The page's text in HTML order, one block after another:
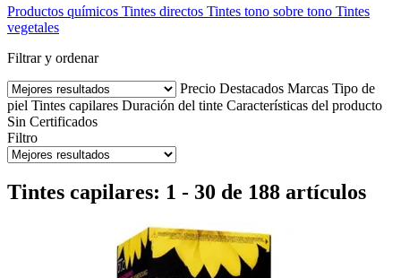
Productos químicos Tintes directos Tintes tono sobre tono Tintes
vegetales
Filtrar y ordenar
Precio Destacados Marcas Tipo de
piel Tintes capilares Duración del tinte Características del producto
Sin Certificados
Filtro
Tintes capilares: 1 - 30 de 188 artículos